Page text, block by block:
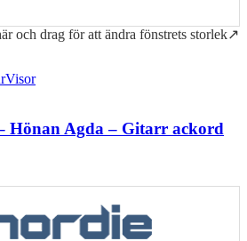
och drag för att ändra fönstrets storlek↗
Visor
Hönan Agda – Gitarr ackord